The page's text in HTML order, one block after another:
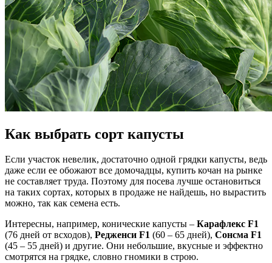
Как выбрать сорт капусты
Если участок невелик, достаточно одной грядки капусты, ведь
даже если ее обожают все домочадцы, купить кочан на рынке
не составляет труда. Поэтому для посева лучше остановиться
на таких сортах, которых в продаже не найдешь, но вырастить
можно, так как семена есть.
Интересны, например, конические капусты – Карафлекс F1
(76 дней от всходов), Редженси F1 (60 – 65 дней), Сонсма F1
(45 – 55 дней) и другие. Они небольшие, вкусные и эффектно
смотрятся на грядке, словно гномики в строю.